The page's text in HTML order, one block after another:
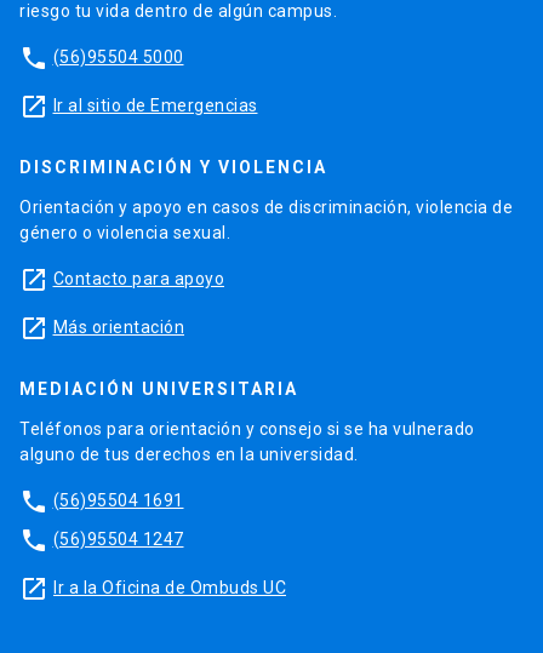
riesgo tu vida dentro de algún campus.
phone (56)95504 5000
launch Ir al sitio de Emergencias
DISCRIMINACIÓN Y VIOLENCIA
Orientación y apoyo en casos de discriminación, violencia de
género o violencia sexual.
launch Contacto para apoyo
launch Más orientación
MEDIACIÓN UNIVERSITARIA
Teléfonos para orientación y consejo si se ha vulnerado
alguno de tus derechos en la universidad.
phone (56)95504 1691
phone (56)95504 1247
launch Ir a la Oficina de Ombuds UC